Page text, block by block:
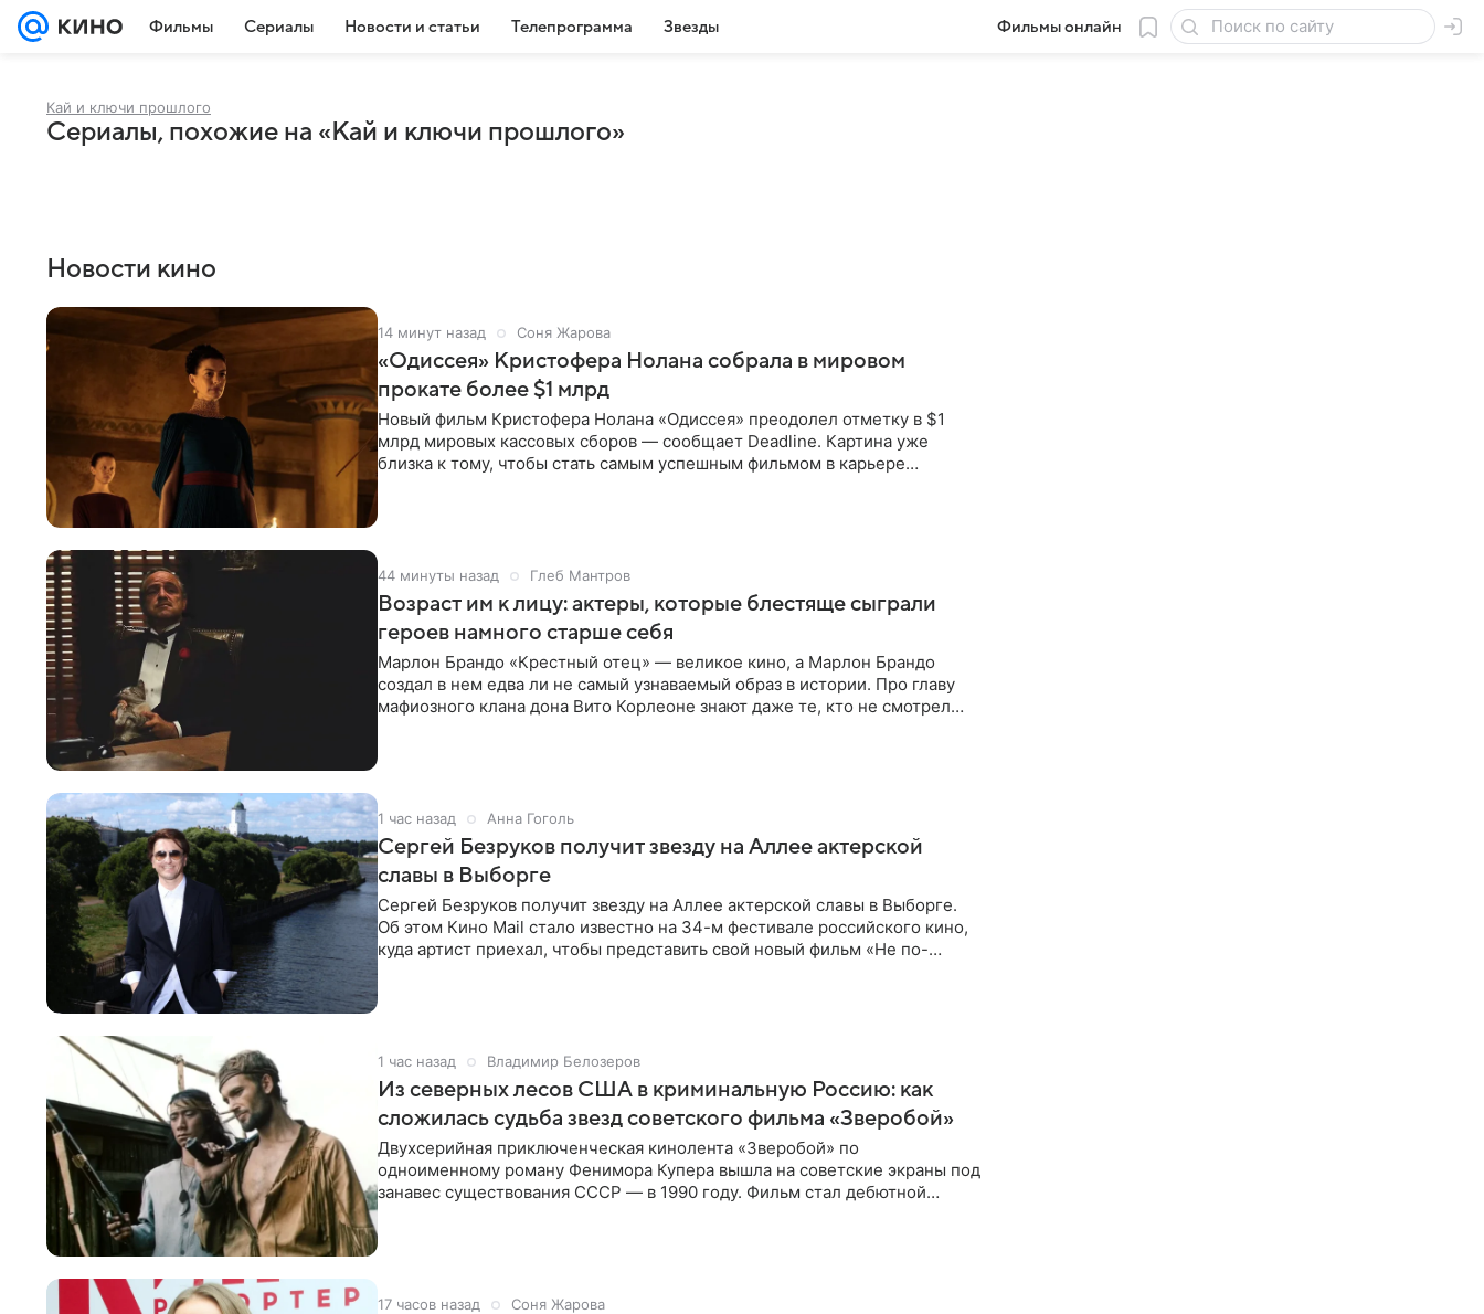
Фильмы Сериалы Новости и статьи Телепрограмма Звезды Фильмы онлайн
Кай и ключи прошлого
Сериалы, похожие на «Кай и ключи прошлого»
Новости кино
14 минут назад Соня Жарова
«Одиссея» Кристофера Нолана собрала в мировом
прокате более $1 млрд
Новый фильм Кристофера Нолана «Одиссея» преодолел отметку в $1
млрд мировых кассовых сборов — сообщает Deadline. Картина уже
близка к тому, чтобы стать самым успешным фильмом в карьере
44 минуты назад Глеб Мантров
Возраст им к лицу: актеры, которые блестяще сыграли
героев намного старше себя
Марлон Брандо «Крестный отец» — великое кино, а Марлон Брандо
создал в нем едва ли не самый узнаваемый образ в истории. Про главу
мафиозного клана дона Вито Корлеоне знают даже те, кто не смотрел
1 час назад Анна Гоголь
Сергей Безруков получит звезду на Аллее актерской
славы в Выборге
Сергей Безруков получит звезду на Аллее актерской славы в Выборге.
Об этом Кино Mail стало известно на 34-м фестивале российского кино,
куда артист приехал, чтобы представить свой новый фильм «Не по-
1 час назад Владимир Белозеров
Из северных лесов США в криминальную Россию: как
сложилась судьба звезд советского фильма «Зверобой»
Двухсерийная приключенческая кинолента «Зверобой» по
одноименному роману Фенимора Купера вышла на советские экраны под
занавес существования СССР — в 1990 году. Фильм стал дебютной
17 часов назад Соня Жарова